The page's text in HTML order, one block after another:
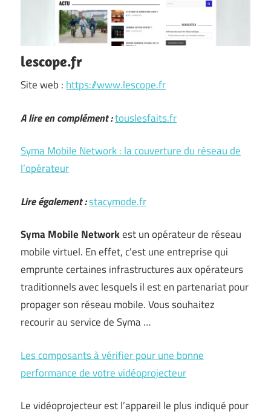
lescope.fr
Site web : https://www.lescope.fr
A lire en complément :touslesfaits.fr
Syma Mobile Network : la couverture du réseau de
l’opérateur
Lire également :stacymode.fr
Syma Mobile Networkest un opérateur de réseau
mobile virtuel. En effet, c’est une entreprise qui
emprunte certaines infrastructures aux opérateurs
traditionnels avec lesquels il est en partenariat pour
propager son réseau mobile. Vous souhaitez
recourir au service de Syma …
Les composants à vérifier pour une bonne
performance de votre vidéoprojecteur
Le vidéoprojecteur est l’appareil le plus indiqué pour